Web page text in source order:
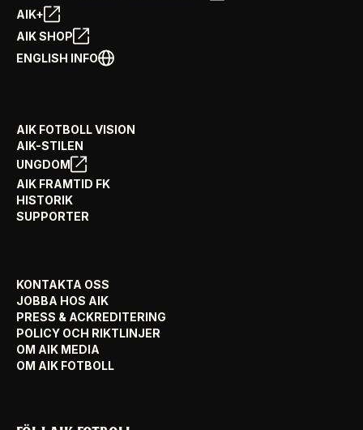
AIK+
AIK SHOP
ENGLISH INFO
AIK FOTBOLL VISION
AIK-STILEN
UNGDOM
AIK FRAMTID FK
HISTORIK
SUPPORTER
KONTAKTA OSS
JOBBA HOS AIK
PRESS & ACKREDITERING
POLICY OCH RIKTLINJER
OM AIK MEDIA
OM AIK FOTBOLL